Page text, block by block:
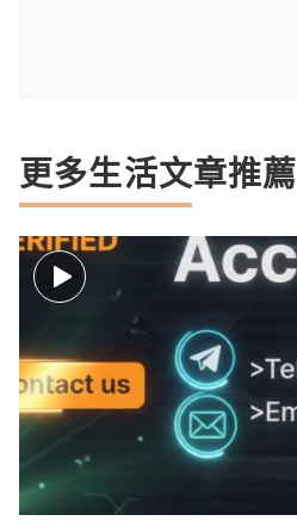
更多生活文章推薦